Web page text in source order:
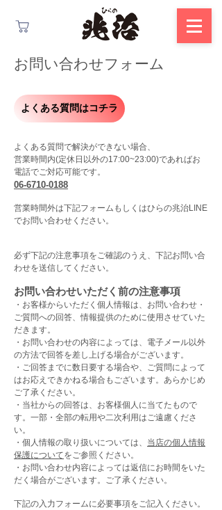
お問い合わせフォーム
よくある質問はコチラ
よくある質問で解決ができない場合、
営業時間内(定休日以外の17:00~23:00)であればお
電話でご対応可能です。
06-6710-0188
営業時間外は下記フォームもしくはひらの兆治LINE
でお問い合わせください。
必ず下記の注意事項をご確認のうえ、下記お問い合
わせを送信してください。
お問い合わせいただく前の注意事項
・お客様からいただく個人情報は、お問い合わせ・
ご質問への回答、情報提供のために使用させていた
だきます。
・お問い合わせの内容によっては、電子メール以外
の方法で回答を差し上げる場合がございます。
・ご回答までに数日要する場合や、ご質問によって
はお応えできかねる場合もございます。あらかじめ
ご了承ください。
・当社からの回答は、お客様個人に当てたもので
す。一部・全部の転用や二次利用はご遠慮くださ
い。
・個人情報の取り扱いについては、 当店の個人情報
保護についてをご参照ください。
・お問い合わせ内容によっては返信にお時間をいた
だく場合がございます。ご了承ください。
下記の入力フォームに必要事項をご記入ください。